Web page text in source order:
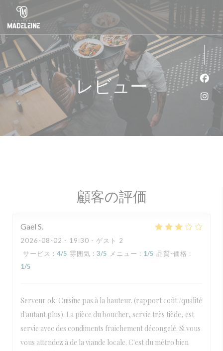
クッキー利用の管理について
レビュー
顧客の評価
Gael S
2026-08-02 - 19:30 - ゲスト 2
サービス : 4/5 雰囲気 : 3/5 メニュー : 1/5 品質-価格 :
1/5
Serveur ok. Cuisine pas à la hauteur. (rapport coût /qualité
d'autant plus). La pièce du boucher, servie très tiède, est
servie avec des condiments fraichement décongelé. Si vous
vous attendez à de la viande locale. C'est du métro bien